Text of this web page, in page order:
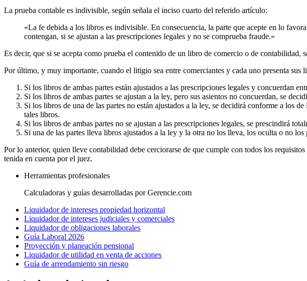
La prueba contable es indivisible, según señala el inciso cuarto del referido artículo:
«La fe debida a los libros es indivisible. En consecuencia, la parte que acepte en lo
contengan, si se ajustan a las prescripciones legales y no se comprueba fraude.»
Es decir, que si se acepta como prueba el contenido de un libro de comercio o de
Por último, y muy importante, cuando el litigio sea entre comerciantes y cada uno presenta sus
Si los libros de ambas partes están ajustados a las prescripciones legales y concuerdan
Si los libros de ambas partes se ajustan a la ley, pero sus asientos no concuerdan, se
Si los libros de una de las partes no están ajustados a la ley, se decidirá conforme a los
tales libros.
Si los libros de ambas partes no se ajustan a las prescripciones legales, se prescindirá
Si una de las partes lleva libros ajustados a la ley y la otra no los lleva, los oculta o no
Por lo anterior, quien lleve contabilidad debe cerciorarse de que cumple con todos los
tenida en cuenta por el juez.
Herramientas profesionales
Calculadoras y guías desarrolladas por Gerencie.com
Liquidador de intereses propiedad horizontal
Liquidador de intereses judiciales y comerciales
Liquidador de obligaciones laborales
Guía Laboral 2026
Proyección y planeación pensional
Liquidador de utilidad en venta de acciones
Guía de arrendamiento sin riesgo